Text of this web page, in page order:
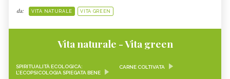
da: VITA NATURALE VITA GREEN
Vita naturale - Vita green
SPIRITUALITÀ ECOLOGICA:
L’ECOPSICOLOGIA SPIEGATA BENE
CARNE COLTIVATA